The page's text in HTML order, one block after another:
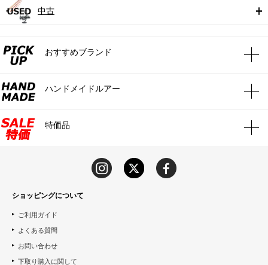
中古
おすすめブランド
ハンドメイドルアー
特価品
ショッピングについて
ご利用ガイド
よくある質問
お問い合わせ
下取り購入に関して